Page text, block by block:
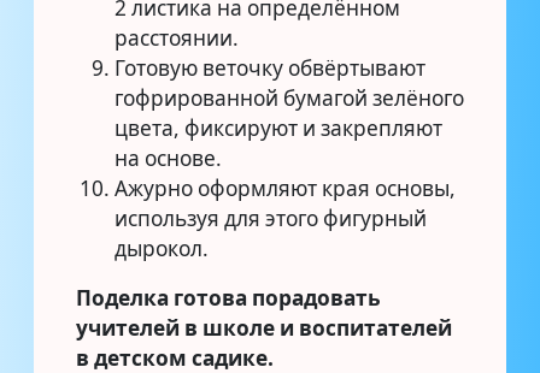
2 листика на определённом
расстоянии.
Готовую веточку обвёртывают
гофрированной бумагой зелёного
цвета, фиксируют и закрепляют
на основе.
Ажурно оформляют края основы,
используя для этого фигурный
дырокол.
Поделка готова порадовать
учителей в школе и воспитателей
в детском садике.